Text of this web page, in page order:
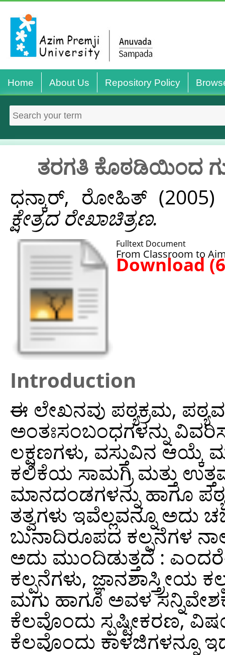
Home About Us Repository Policy
ತರಗತಿ ಕೊಠಡಿಯಿಂದ
ಧನ್ಕಾರ್, ರೋಹಿತ್
ಕ್ಷೇತ್ರದ ರೇಖಾಚಿತ್ರಣ.
Fulltext Document
From Classroom to
Download
Introduction
ಈ ಲೇಖನವು ಪಠ್ಯಕ್ರಮ,
ಅಂತಃಸಂಬಂಧಗಳನ್ನು
ಲಕ್ಷಣಗಳು, ವಸ್ತುವಿನ
ಕಲಿಕೆಯ ಸಾಮಗ್ರಿ ಮತ್ತು
ಮಾನದಂಡಗಳನ್ನು ಹಾಗೂ
ತತ್ವಗಳು ಇವೆಲ್ಲವನ್ನೂ
ಬುನಾದಿರೂಪದ ಕಲ್ಪನೆಗಳ
ಅದು ಮುಂದಿಡುತ್ತದೆ :
ಕಲ್ಪನೆಗಳು, ಜ್ಞಾನಶಾಸ್ತ್ರೀಯ
ಮಗು ಹಾಗೂ ಅವಳ
ಕೆಲವೊಂದು ಸ್ಪಷ್ಟೀಕರಣ,
ಕೆಲವೊಂದು ಕಾಳಜಿಗಳನ್ನೂ